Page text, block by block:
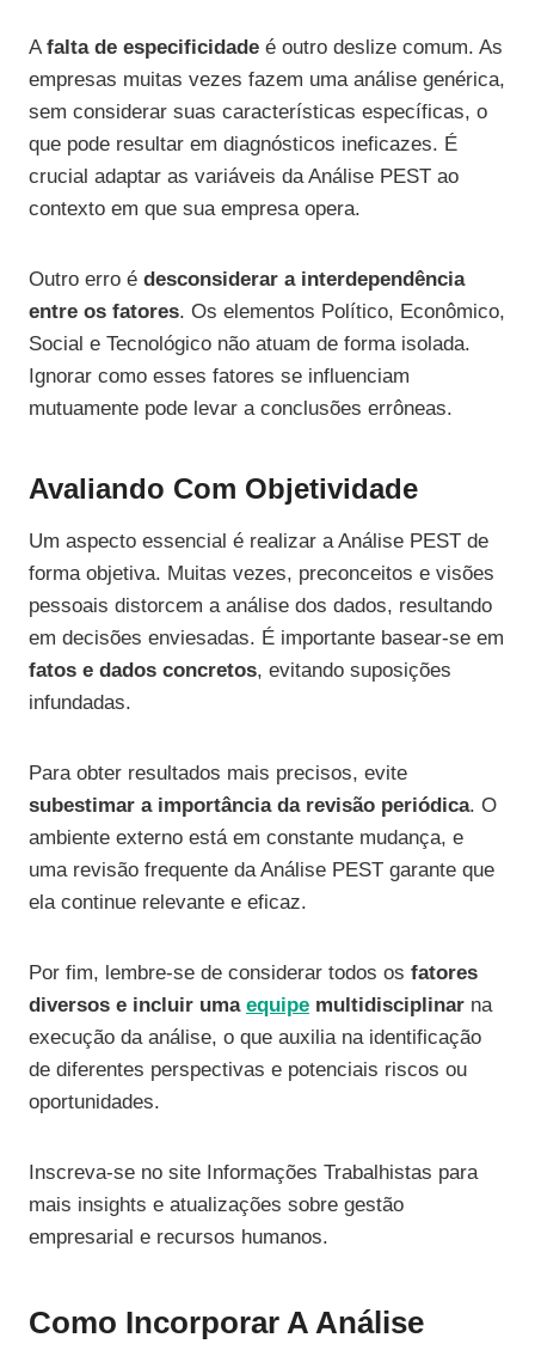
Afalta de especificidade é outro deslize comum. As
empresas muitas vezes fazem uma análise genérica,
sem considerar suas características específicas, o
que pode resultar em diagnósticos ineficazes. É
crucial adaptar as variáveis da Análise PEST ao
contexto em que sua empresa opera.
Outro erro é desconsiderar a interdependência
entre os fatores. Os elementos Político, Econômico,
Social e Tecnológico não atuam de forma isolada.
Ignorar como esses fatores se influenciam
mutuamente pode levar a conclusões errôneas.
Avaliando Com Objetividade
Um aspecto essencial é realizar a Análise PEST de
forma objetiva. Muitas vezes, preconceitos e visões
pessoais distorcem a análise dos dados, resultando
em decisões enviesadas. É importante basear-se em
fatos e dados concretos, evitando suposições
infundadas.
Para obter resultados mais precisos, evite
subestimar a importância da revisão periódica. O
ambiente externo está em constante mudança, e
uma revisão frequente da Análise PEST garante que
ela continue relevante e eficaz.
Por fim, lembre-se de considerar todos os fatores
diversos e incluir uma equipe multidisciplinar na
execução da análise, o que auxilia na identificação
de diferentes perspectivas e potenciais riscos ou
oportunidades.
Inscreva-se no site Informações Trabalhistas para
mais insights e atualizações sobre gestão
empresarial e recursos humanos.
Como Incorporar A Análise